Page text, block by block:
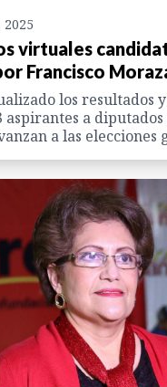
2025
virtuales
Francisco
los resultados
a diputados
a las elecciones